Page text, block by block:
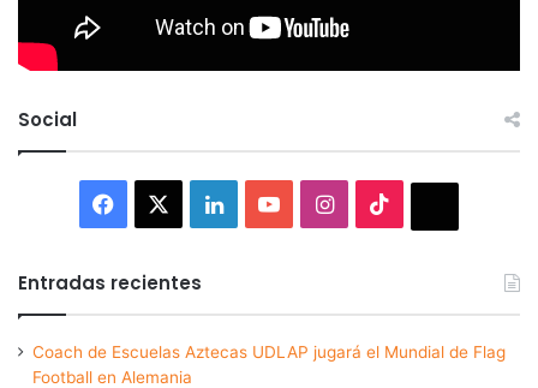
Social
Facebook LinkedInYouTubeInstagram
Entradas recientes
Coach de Escuelas Aztecas UDLAP jugará el Mundial de Flag
Football en Alemania